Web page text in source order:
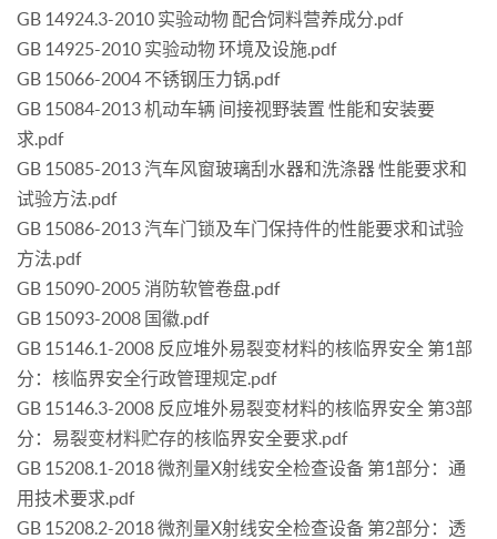
GB 14924.3-2010 实验动物 配合饲料营养成分.pdf
GB 14925-2010 实验动物 环境及设施.pdf
GB 15066-2004 不锈钢压力锅.pdf
GB 15084-2013 机动车辆 间接视野装置 性能和安装要
求.pdf
GB 15085-2013 汽车风窗玻璃刮水器和洗涤器 性能要求和
试验方法.pdf
GB 15086-2013 汽车门锁及车门保持件的性能要求和试验
方法.pdf
GB 15090-2005 消防软管卷盘.pdf
GB 15093-2008 国徽.pdf
GB 15146.1-2008 反应堆外易裂变材料的核临界安全 第1部
分：核临界安全行政管理规定.pdf
GB 15146.3-2008 反应堆外易裂变材料的核临界安全 第3部
分：易裂变材料贮存的核临界安全要求.pdf
GB 15208.1-2018 微剂量X射线安全检查设备 第1部分：通
用技术要求.pdf
GB 15208.2-2018 微剂量X射线安全检查设备 第2部分：透